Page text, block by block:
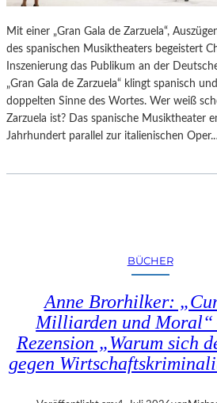
Mit einer „Gran Gala de Zarzuela“,
des spanischen Musiktheaters begeistert
Inszenierung das Publikum an der
„Gran Gala de Zarzuela“ klingt spanisch
doppelten Sinne des Wortes. Wer weiß
Zarzuela ist? Das spanische Musiktheater
Jahrhundert parallel zur italienischen
BÜCHER
Anne Brorhilker:
Milliarden und Moral“
Rezension „Warum sich
gegen